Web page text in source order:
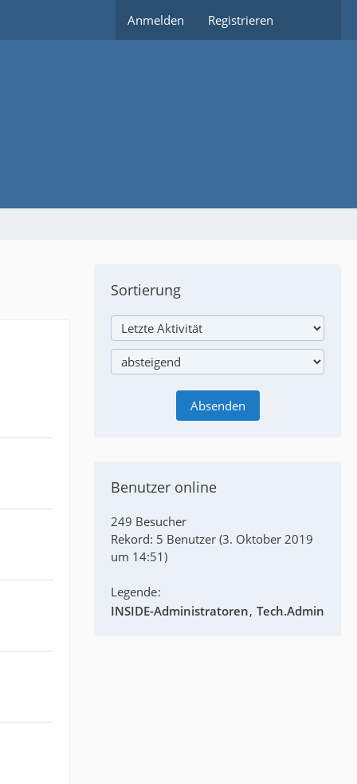
Anmelden Registrieren
Sortierung
Benutzer online
249 Besucher
Rekord: 5 Benutzer (3. Oktober 2019
um 14:51)
Legende
INSIDE-Administratoren Tech.Admin